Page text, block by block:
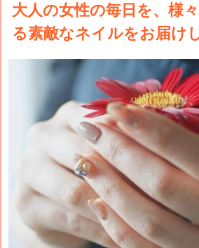
大人の女性の毎日を、様
る素敵なネイルをお届け